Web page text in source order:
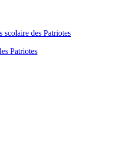
scolaire des Patriotes
Patriotes